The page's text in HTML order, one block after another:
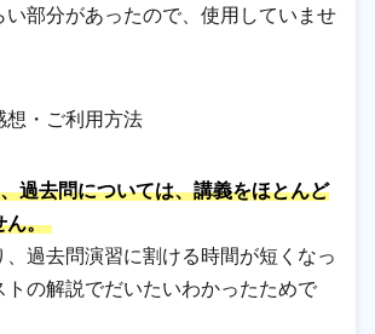
い部分があったので、使用していませ
想・ご利用方法
過去問については、講義をほとんど
ん。
、過去問演習に割ける時間が短くなっ
トの解説でだいたいわかったためで